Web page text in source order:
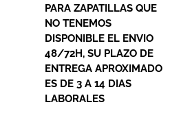
PARA ZAPATILLAS QUE
NO TENEMOS
DISPONIBLE EL ENVIO
48/72H, SU PLAZO DE
ENTREGA APROXIMADO
ES DE 3 A 14 DIAS
LABORALES